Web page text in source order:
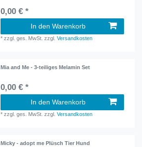
0,00 € *
In den Warenkorb
*zzgl. ges. MwSt. zzgl.Versandkosten
Mia and Me - 3-teiliges Melamin Set
0,00 € *
In den Warenkorb
*zzgl. ges. MwSt. zzgl.Versandkosten
Micky - adopt me Plüsch Tier Hund